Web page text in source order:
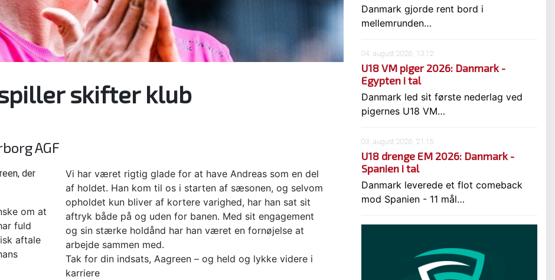
skifter klub
AGF
der
om at
fuld
aftale
Vi har været rigtig glade for at have Andreas som en del
af holdet. Han kom til os i starten af sæsonen, og selvom
opholdet kun bliver af kortere varighed, har han sat sit
aftryk både på og uden for banen. Med sit engagement
og sin stærke holdånd har han været en fornøjelse at
arbejde sammen med.
Tak for din indsats, Aagreen – og held og lykke videre i
karriere
Danmark gjorde rent bord i
mellemrunden…
04. august 2026, 13:12
U18 VM piger 2026: Danmark -
Egypten i tal
Danmark led sit første nederlag ved
pigernes U18 VM…
03. august 2026, 21:15
U18 drenge EM 2026: Danmark -
Spanien i tal
Danmark leverede et flot comeback
mod Spanien - 11 mål…